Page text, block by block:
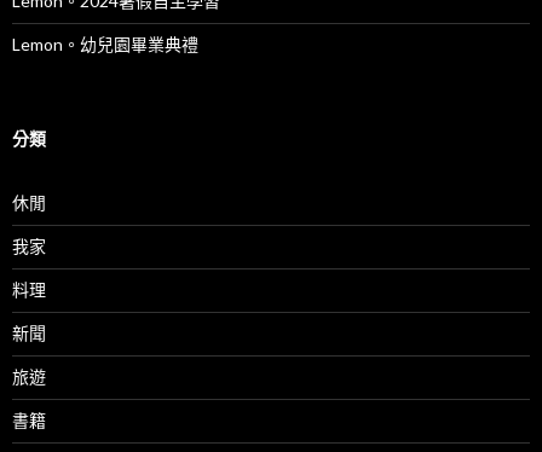
Lemon。幼兒園畢業典禮
分類
休閒
我家
料理
新聞
旅遊
書籍